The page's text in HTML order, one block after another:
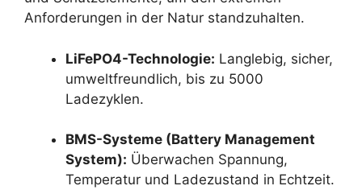
Anforderungen in der Natur standzuhalten.
LiFePO4-Technologie: Langlebig, sicher,
umweltfreundlich, bis zu 5000
Ladezyklen.
BMS-Systeme (Battery Management
System): Überwachen Spannung,
Temperatur und Ladezustand in Echtzeit.